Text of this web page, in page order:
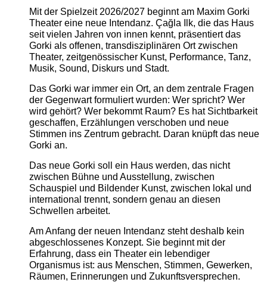
Mit der Spielzeit 2026/2027 beginnt am Maxim Gorki
Theater eine neue Intendanz. Çağla Ilk, die das Haus
seit vielen Jahren von innen kennt, präsentiert das
Gorki als offenen, transdisziplinären Ort zwischen
Theater, zeitgenössischer Kunst, Performance, Tanz,
Musik, Sound, Diskurs und Stadt.
Das Gorki war immer ein Ort, an dem zentrale Fragen
der Gegenwart formuliert wurden: Wer spricht? Wer
wird gehört? Wer bekommt Raum? Es hat Sichtbarkeit
geschaffen, Erzählungen verschoben und neue
Stimmen ins Zentrum gebracht. Daran knüpft das neue
Gorki an.
Das neue Gorki soll ein Haus werden, das nicht
zwischen Bühne und Ausstellung, zwischen
Schauspiel und Bildender Kunst, zwischen lokal und
international trennt, sondern genau an diesen
Schwellen arbeitet.
Am Anfang der neuen Intendanz steht deshalb kein
abgeschlossenes Konzept. Sie beginnt mit der
Erfahrung, dass ein Theater ein lebendiger
Organismus ist: aus Menschen, Stimmen, Gewerken,
Räumen, Erinnerungen und Zukunftsversprechen.